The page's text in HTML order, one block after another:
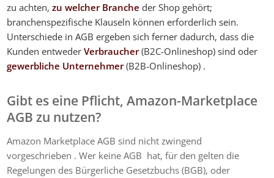
zu achten, zu welcher Branche der Shop gehört;
branchenspezifische Klauseln können erforderlich sein.
Unterschiede in AGB ergeben sich ferner dadurch, dass die
Kunden entwederVerbraucher(B2C-Onlineshop) sind oder
gewerbliche Unternehmer(B2B-Onlineshop) .
Gibt es eine Pflicht, Amazon-Marketplace
AGB zu nutzen?
Amazon Marketplace AGB sind nicht zwingend
vorgeschrieben . Wer keine AGB hat, für den gelten die
Regelungen des Bürgerliche Gesetzbuchs (BGB), oder